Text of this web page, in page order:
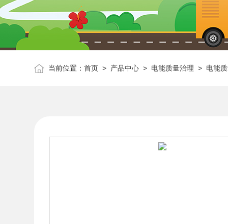
当前位置：首页 > 产品中心 > 电能质量治理 > 电能